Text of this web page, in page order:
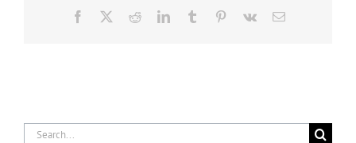
Facebook RedditLinkedInTumblr Pinterest
Vk Email
Search